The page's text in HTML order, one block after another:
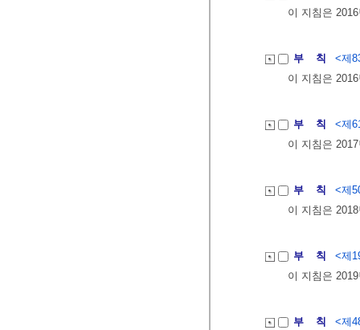
이 지침은
부 칙
<제
이 지침은
부 칙
<제
이 지침은
부 칙
<제
이 지침은
부 칙
<제
이 지침은
부 칙
<제